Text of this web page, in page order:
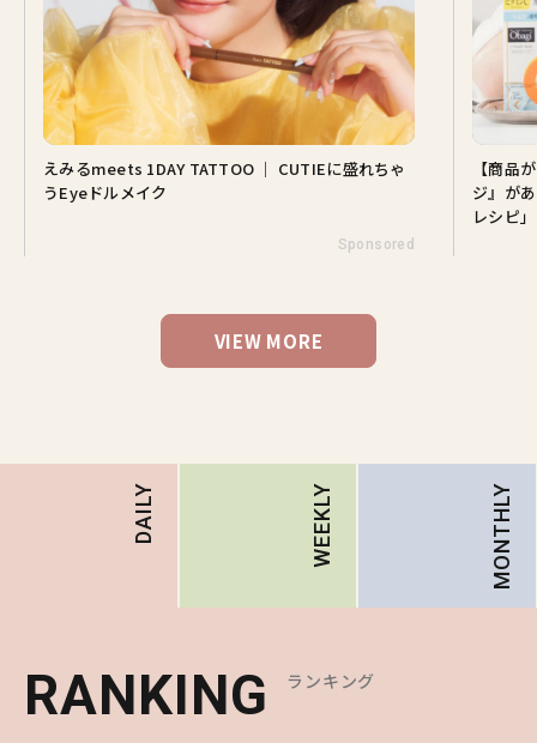
えみるmeets 1DAY TATTOO ｜ CUTIEに盛れちゃ
うEyeドルメイク
Sponsored
【商品
ジ』が
レシピ」
VIEW MORE
DAILY WEEKLY MONTHLY
RANKING ランキング
RANKING ランキング
RANKING ランキング